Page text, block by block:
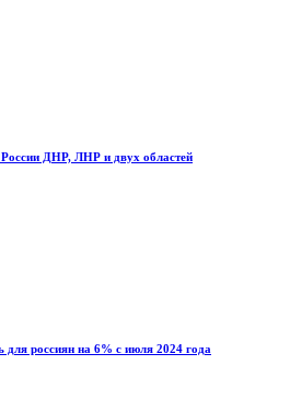
ДНР, ЛНР и двух областей
для россиян на 6% с июля 2024 года